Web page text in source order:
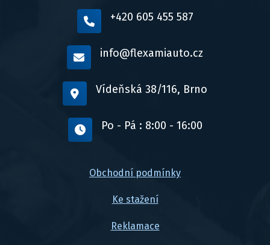
+420 605 455 587
info@flexamiauto.cz
Vídeňská 38/116, Brno
Po - Pá : 8:00 - 16:00
Obchodní podmínky
Ke stažení
Reklamace